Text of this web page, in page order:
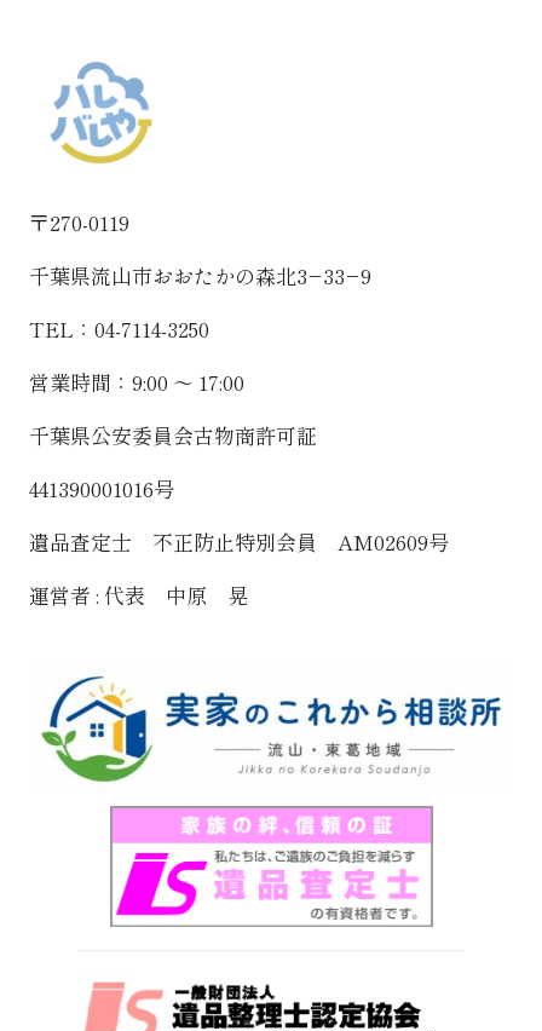
〒270-0119
千葉県流山市おおたかの森北3−33−9
TEL：04-7114-3250
営業時間：9:00 〜 17:00
千葉県公安委員会古物商許可証
441390001016号
遺品査定士 不正防止特別会員 AM02609号
運営者 : 代表 中原 晃